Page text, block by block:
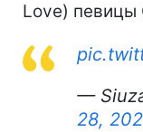
Love) певицы
—
28,